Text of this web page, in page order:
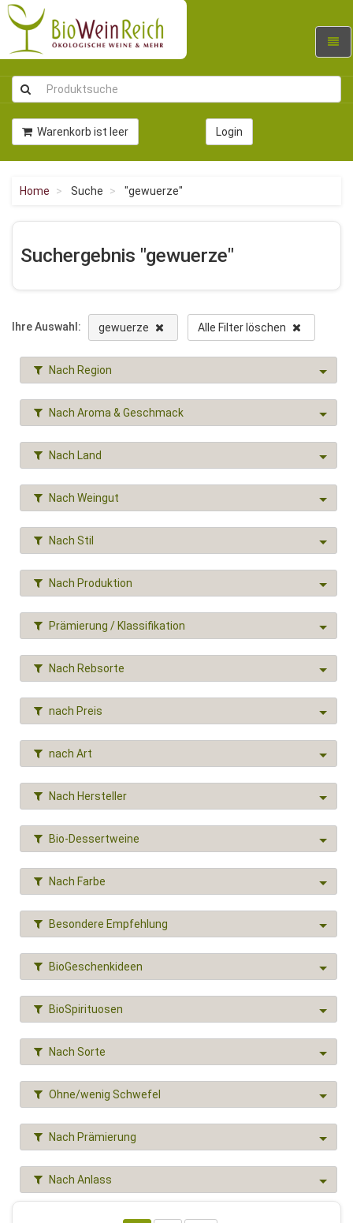
Warenkorb ist leer Login
Home Suche "gewuerze"
Suchergebnis "gewuerze"
Ihre Auswahl: gewuerze Alle Filter löschen
Nach Region
Nach Aroma & Geschmack
Nach Land
Nach Weingut
Nach Stil
Nach Produktion
Prämierung / Klassifikation
Nach Rebsorte
nach Preis
nach Art
Nach Hersteller
Bio-Dessertweine
Nach Farbe
Besondere Empfehlung
BioGeschenkideen
BioSpirituosen
Nach Sorte
Ohne/wenig Schwefel
Nach Prämierung
Nach Anlass